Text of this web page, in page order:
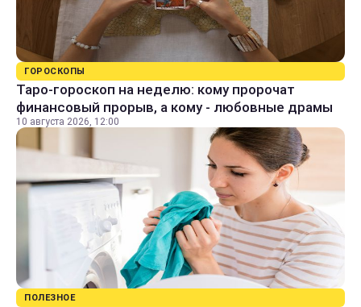
ГОРОСКОПЫ
Таро-гороскоп на неделю: кому пророчат
финансовый прорыв, а кому - любовные драмы
10 августа 2026, 12:00
ПОЛЕЗНОЕ